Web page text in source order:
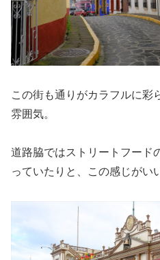
この街も通りがカラフルに彩
雰囲気。
道路脇ではストリートフード
っていたりと、この感じがい